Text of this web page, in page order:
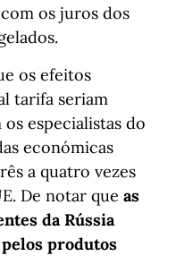
os juros dos
os efeitos
tarifa seriam
especialistas do
económicas
a quatro vezes
De notar que as
da Rússia
produtos